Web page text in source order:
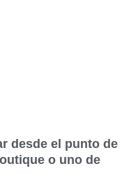
desde el punto de
o uno de